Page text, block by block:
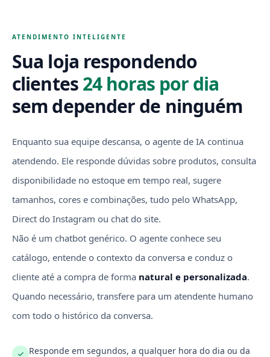
ATENDIMENTO INTELIGENTE
Sua loja respondendo
clientes24 horas por dia
sem depender de ninguém
Enquanto sua equipe descansa, o agente de IA continua
atendendo. Ele responde dúvidas sobre produtos, consulta
disponibilidade no estoque em tempo real, sugere
tamanhos, cores e combinações, tudo pelo WhatsApp,
Direct do Instagram ou chat do site.
Não é um chatbot genérico. O agente conhece seu
catálogo, entende o contexto da conversa e conduz o
cliente até a compra de forma natural e personalizada.
Quando necessário, transfere para um atendente humano
com todo o histórico da conversa.
Responde em segundos, a qualquer hora do dia ou da